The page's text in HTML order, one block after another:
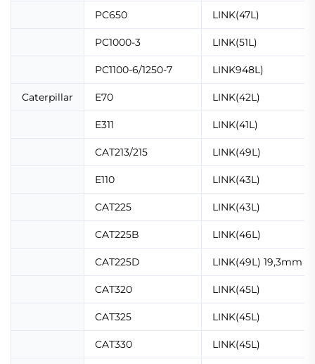
PC650 LINK(47L)
PC1000-3 LINK(51L)
PC1100-6/1250-7 LINK948L)
Caterpillar E70 LINK(42L)
E311 LINK(41L)
CAT213/215 LINK(49L)
E110 LINK(43L)
CAT225 LINK(43L)
CAT225B LINK(46L)
CAT225D LINK(49L) 19,3mm
CAT320 LINK(45L)
CAT325 LINK(45L)
CAT330 LINK(45L)